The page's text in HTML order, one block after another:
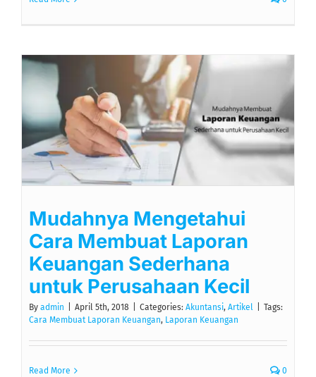
Mudahnya Mengetahui
Cara Membuat Laporan
Keuangan Sederhana
untuk Perusahaan Kecil
By admin April 5th, 2018 Categories: Akuntansi, Artikel
Tags:
Cara Membuat Laporan Keuangan, Laporan Keuangan
Read More 0